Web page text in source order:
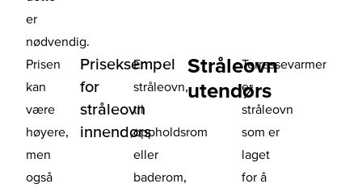
er
nødvendig.
Prisen
kan
være
høyere,
men
også
Priseksempel
for
stråleovn
innendørs
En
stråleovn,
til
oppholdsrom
eller
baderom,
Stråleovn
utendørs
Terrassevarmer
er
stråleovn
som er
laget
for å